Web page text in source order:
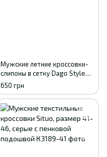
Мужские летние кроссовки-
слипоны в сетку Dago Style
графит (р. 41-45) 41
650 грн